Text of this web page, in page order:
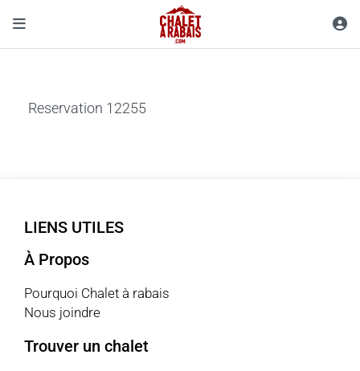
Reservation 12255
LIENS UTILES
À Propos
Pourquoi Chalet à rabais
Nous joindre
Trouver un chalet